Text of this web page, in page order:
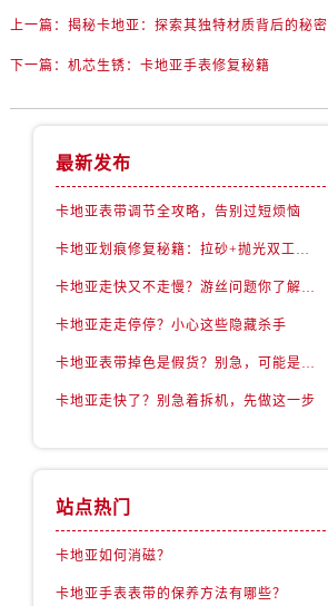
上一篇： 揭秘卡地亚：探索其独特材质背后的秘密
下一篇： 机芯生锈：卡地亚手表修复秘籍
最新发布
卡地亚表带调节全攻略，告别过短烦恼
卡地亚走走停停？小心这些隐藏杀手
卡地亚走快了？别急着拆机，先做这一步
站点热门
卡地亚如何消磁？
卡地亚手表表带的保养方法有哪些？